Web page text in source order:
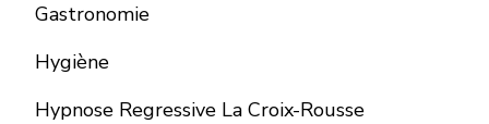
Gastronomie
Hygiène
Hypnose Regressive La Croix-Rousse